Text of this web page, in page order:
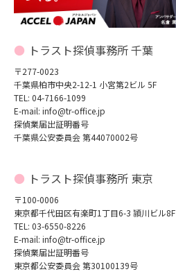
トラスト探偵事務所 千葉
〒277-0023
千葉県柏市中央2-12-1 小宮第2ビル 5F
TEL: 04-7166-1099
E-mail: info@tr-office.jp
探偵業届出証明番号
千葉県公安委員会 第44070002号
トラスト探偵事務所 東京
〒100-0006
東京都千代田区有楽町1丁目6-3 頴川ビル8F
TEL: 03-6550-8226
E-mail: info@tr-office.jp
探偵業届出証明番号
東京都公安委員会 第30100139号